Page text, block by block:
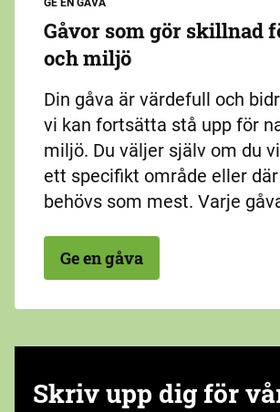
GE EN GÅVA
Gåvor som gör skillnad
och miljö
Din gåva är värdefull och
vi kan fortsätta stå upp för
miljö. Du väljer själv om du
ett specifikt område eller
behövs som mest. Varje
Ge en gåva
Skriv upp dig för